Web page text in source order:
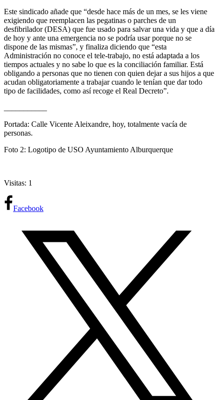
Este sindicado añade que “desde hace más de un mes, se les viene
exigiendo que reemplacen las pegatinas o parches de un
desfibrilador (DESA) que fue usado para salvar una vida y que a día
de hoy y ante una emergencia no se podría usar porque no se
dispone de las mismas”, y finaliza diciendo que “esta
Administración no conoce el tele-trabajo, no está adaptada a los
tiempos actuales y no sabe lo que es la conciliación familiar. Está
obligando a personas que no tienen con quien dejar a sus hijos a que
acudan obligatoriamente a trabajar cuando le tenían que dar todo
tipo de facilidades, como así recoge el Real Decreto”.
Portada: Calle Vicente Aleixandre, hoy, totalmente vacía de
personas.
Foto 2: Logotipo de USO Ayuntamiento Alburquerque
Visitas: 1
Facebook